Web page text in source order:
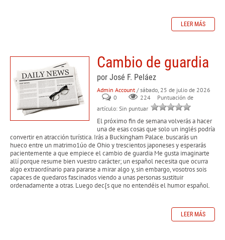
LEER MÁS
Cambio de guardia
por José F. Peláez
Admin Account / sábado, 25 de julio de 2026
0
224
Puntuación de
artículo: Sin puntuar
El próximo fin de semana volverás a hacer
una de esas cosas que solo un inglés podría
convertir en atracción turística. Irás a Buckingham Palace. buscarás un
hueco entre un matrimo1úo de Ohio y trescientos japoneses y esperarás
pacientemente a que empiece el cambio de guardia Me gusta imagi­narte
allí porque resume bien vuestro carácter; un español necesita que ocurra
algo extraordína­rio para pararse a mirar algo y, sin embargo, vosotros sois
capaces de quedaros fascinados viendo a unas personas sustituir
ordenadamente a otras. Luego dec{s que no entendéis el humor español.
LEER MÁS